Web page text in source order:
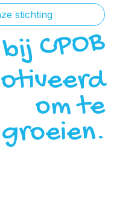
stichting
bij CPOB
om te